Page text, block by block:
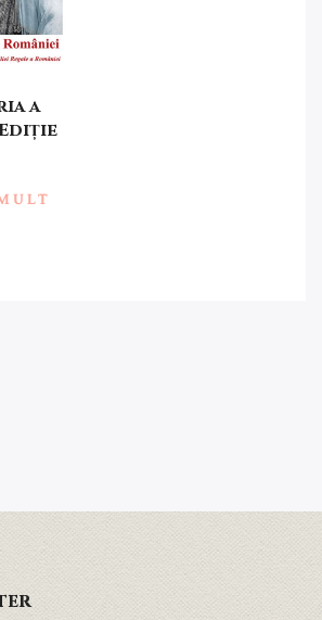
a
Ediție